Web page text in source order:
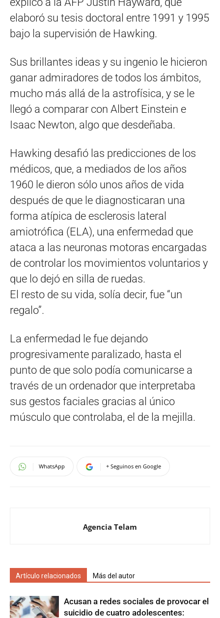
elaboró su tesis doctoral entre 1991 y 1995
bajo la supervisión de Hawking.
Sus brillantes ideas y su ingenio le hicieron
ganar admiradores de todos los ámbitos,
mucho más allá de la astrofísica, y se le
llegó a comparar con Albert Einstein e
Isaac Newton, algo que desdeñaba.
Hawking desafió las predicciones de los
médicos, que, a mediados de los años
1960 le dieron sólo unos años de vida
después de que le diagnosticaran una
forma atípica de esclerosis lateral
amiotrófica (ELA), una enfermedad que
ataca a las neuronas motoras encargadas
de controlar los movimientos voluntarios y
que lo dejó en silla de ruedas.
El resto de su vida, solía decir, fue “un
regalo”.
La enfermedad le fue dejando
progresivamente paralizado, hasta el
punto de que solo podía comunicarse a
través de un ordenador que interpretaba
sus gestos faciales gracias al único
músculo que controlaba, el de la mejilla.
WhatsApp + Seguinos en Google
Agencia Telam
Artículo relacionados Más del autor
Acusan a redes sociales de provocar el
suicidio de cuatro adolescentes: